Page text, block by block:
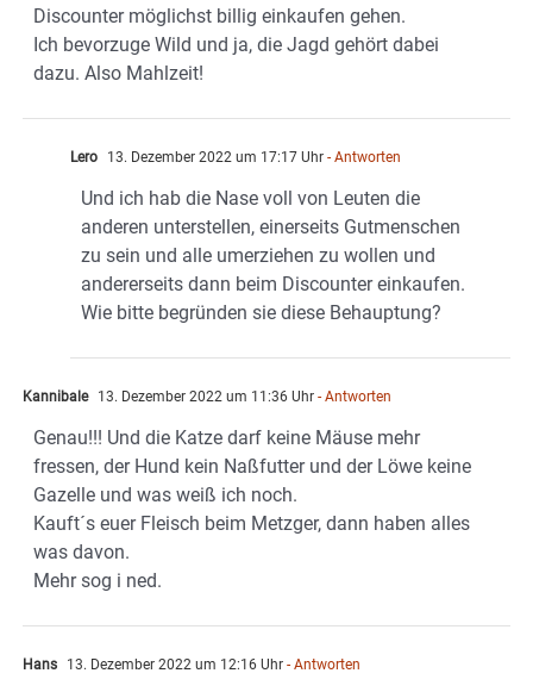
Discounter möglichst billig einkaufen gehen.
Ich bevorzuge Wild und ja, die Jagd gehört dabei
dazu. Also Mahlzeit!
Lero 13. Dezember 2022 um 17:17 Uhr - Antworten
Und ich hab die Nase voll von Leuten die
anderen unterstellen, einerseits Gutmenschen
zu sein und alle umerziehen zu wollen und
andererseits dann beim Discounter einkaufen.
Wie bitte begründen sie diese Behauptung?
Kannibale 13. Dezember 2022 um 11:36 Uhr - Antworten
Genau!!! Und die Katze darf keine Mäuse mehr
fressen, der Hund kein Naßfutter und der Löwe keine
Gazelle und was weiß ich noch.
Kauft´s euer Fleisch beim Metzger, dann haben alles
was davon.
Mehr sog i ned.
Hans 13. Dezember 2022 um 12:16 Uhr - Antworten